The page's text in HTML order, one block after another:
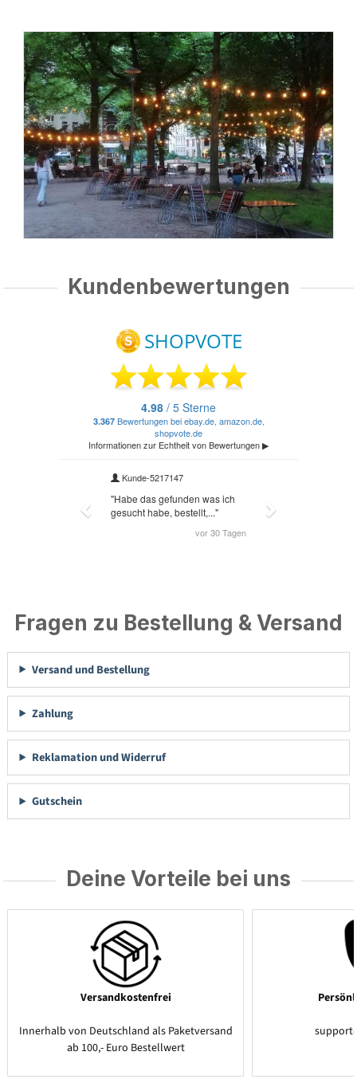
Kundenbewertungen
Fragen zu Bestellung & Versand
Versand und Bestellung
Zahlung
Reklamation und Widerruf
Gutschein
Deine Vorteile bei uns
Versandkostenfrei
Innerhalb von Deutschland als Paketversand
ab 100,- Euro Bestellwert